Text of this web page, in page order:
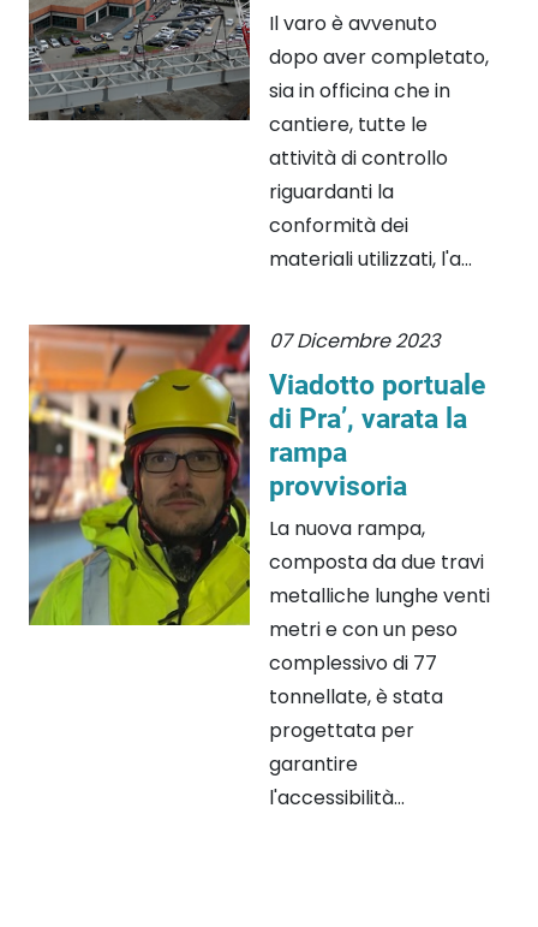
Il varo è avvenuto
dopo aver completato,
sia in officina che in
cantiere, tutte le
attività di controllo
riguardanti la
conformità dei
materiali utilizzati, l'a...
07 Dicembre 2023
Viadotto portuale
di Pra’, varata la
rampa
provvisoria
La nuova rampa,
composta da due travi
metalliche lunghe venti
metri e con un peso
complessivo di 77
tonnellate, è stata
progettata per
garantire
l'accessibilità...